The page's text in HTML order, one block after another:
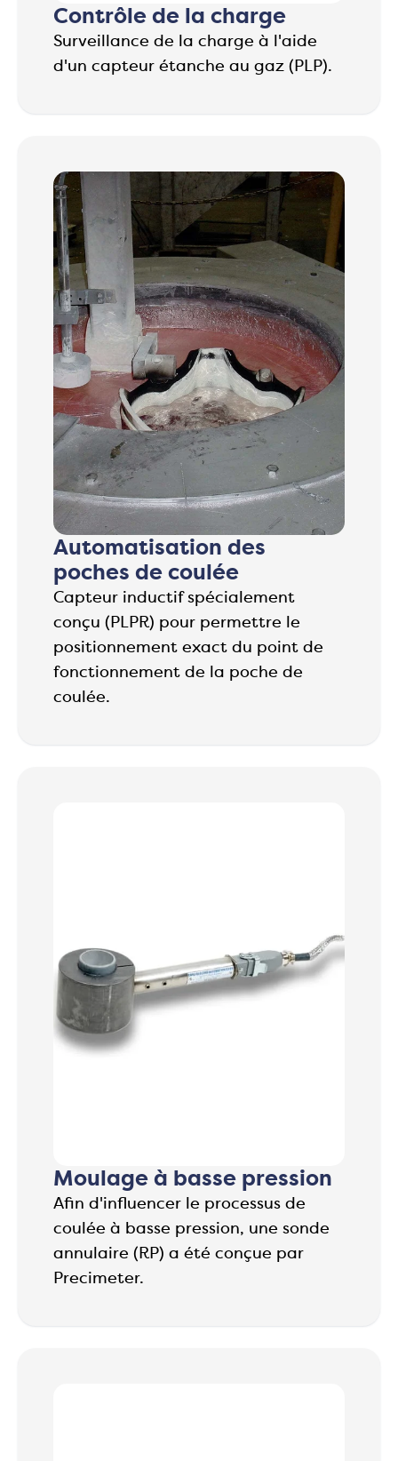
Contrôle de la charge
Surveillance de la charge à l'aide
d'un capteur étanche au gaz (PLP).
Automatisation des
poches de coulée
Capteur inductif spécialement
conçu (PLPR) pour permettre le
positionnement exact du point de
fonctionnement de la poche de
coulée.
Moulage à basse pression
Afin d'influencer le processus de
coulée à basse pression, une sonde
annulaire (RP) a été conçue par
Precimeter.